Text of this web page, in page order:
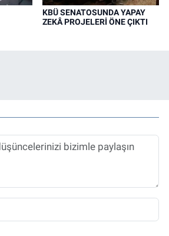
KBÜ SENATOSUNDA YAPAY
ZEKÂ PROJELERİ ÖNE ÇIKTI